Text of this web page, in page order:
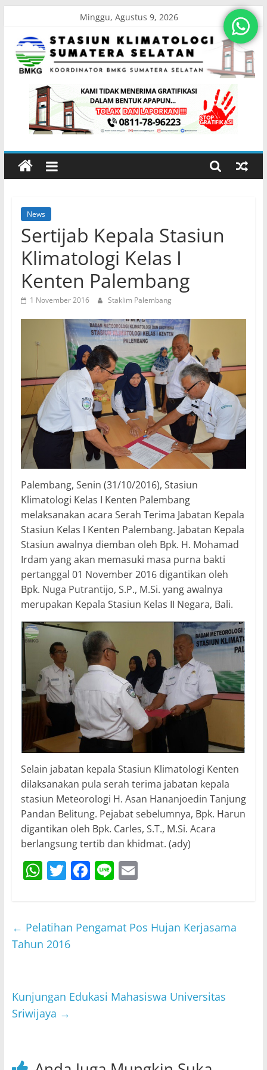
content
Minggu, Agustus 9, 2026
Stasiun
Klimatologi
Sumatera
Koordinator
BMKG
Sumatera
Selatan
News
Sertijab Kepala Stasiun
Klimatologi Kelas I
Kenten Palembang
1 November 2016 Staklim Palembang
Palembang, Senin (31/10/2016), Stasiun
Klimatologi Kelas I Kenten Palembang
melaksanakan acara Serah Terima Jabatan Kepala
Stasiun Kelas I Kenten Palembang. Jabatan Kepala
Stasiun awalnya diemban oleh Bpk. H. Mohamad
Irdam yang akan memasuki masa purna bakti
pertanggal 01 November 2016 digantikan oleh
Bpk. Nuga Putrantijo, S.P., M.Si. yang awalnya
merupakan Kepala Stasiun Kelas II Negara, Bali.
Selain jabatan kepala Stasiun Klimatologi Kenten
dilaksanakan pula serah terima jabatan kepala
stasiun Meteorologi H. Asan Hananjoedin Tanjung
Pandan Belitung. Pejabat sebelumnya, Bpk. Harun
digantikan oleh Bpk. Carles, S.T., M.Si. Acara
berlangsung tertib dan khidmat. (ady)
W
s
A
T
er
F
e
k
Li E
l
← Pelatihan Pengamat Pos Hujan Kerjasama
Tahun 2016
Kunjungan Edukasi Mahasiswa Universitas
Sriwijaya →